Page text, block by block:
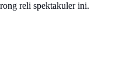
reli spektakuler ini.